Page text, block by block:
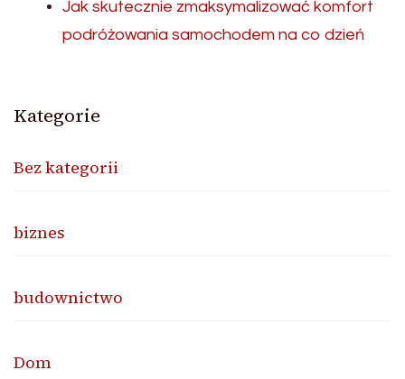
Jak skutecznie zmaksymalizować komfort
podróżowania samochodem na co dzień
Kategorie
Bez kategorii
biznes
budownictwo
Dom